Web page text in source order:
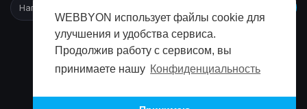
WEBBYON использует файлы cookie для
улучшения и удобства сервиса.
Продолжив работу с сервисом, вы
принимаете нашу Конфиденциальность